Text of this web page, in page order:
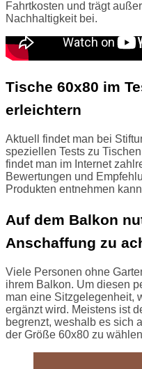
Fahrtkosten und trägt
Nachhaltigkeit bei.
Tische 60x80 im
erleichtern
Aktuell findet man bei
speziellen Tests zu
findet man im Internet
Bewertungen und
Produkten entnehmen
Auf dem Balkon
Anschaffung zu
Viele Personen ohne
ihrem Balkon. Um diesen
man eine Sitzgelegenheit,
ergänzt wird. Meistens ist
begrenzt, weshalb es sich
der Größe 60x80 zu